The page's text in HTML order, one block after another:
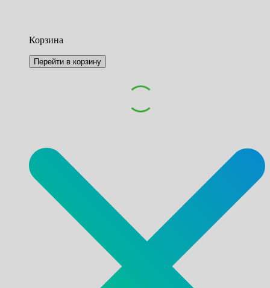
Корзина
Перейти в корзину